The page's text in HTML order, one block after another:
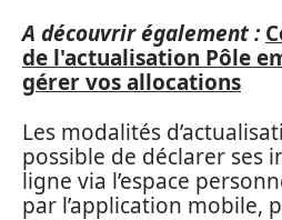
A découvrir également :
de l'actualisation Pôle
gérer vos allocations
Les modalités
possible de déclarer ses
ligne via l’espace
par l’application mobile,